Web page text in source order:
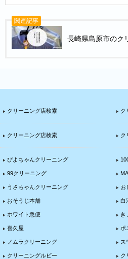
関連記事
長崎県島原市のク
クリーニング店検索 ク
クリーニング店検索 ク
ぴよちゃんクリーニング
99クリーニング
うさちゃんクリーニング お
おそうじ本舗 白
ホワイト急便 き
喜久屋 ポ
ノムラクリーニング ス
クリーニングルビー ク